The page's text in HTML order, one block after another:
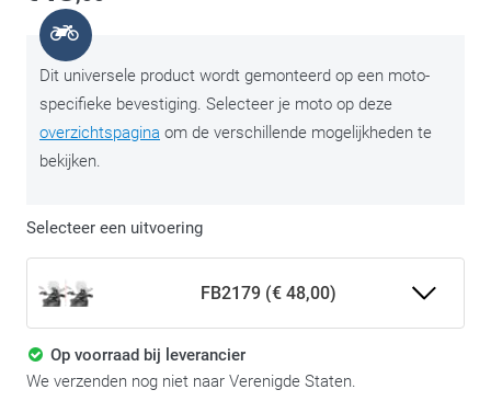
Dit universele product wordt gemonteerd op een moto-
specifieke bevestiging. Selecteer je moto op deze
overzichtspagina om de verschillende mogelijkheden te
bekijken.
Selecteer een uitvoering
FB2179 (€ 48,00)
Op voorraad bij leverancier
We verzenden nog niet naar Verenigde Staten.